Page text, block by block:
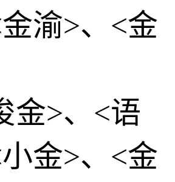
渝>、<金
金>、<语
金>、<金